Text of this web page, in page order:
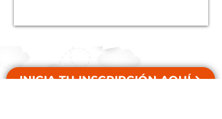
INICIA TU INSCRIPCIÓN AQUÍ